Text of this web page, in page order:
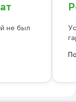
не был